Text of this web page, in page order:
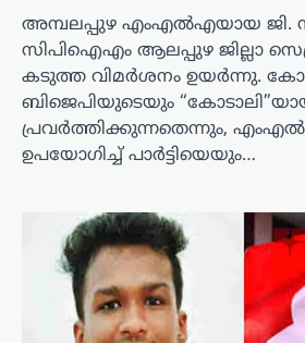
അമ്പലപ്പുഴ എംഎൽഎയായ ജി.
സിപിഐഎം ആലപ്പുഴ ജില്ലാ
കടുത്ത വിമർശനം ഉയർന്നു.
ബിജെപിയുടെയും
പ്രവർത്തിക്കുന്നതെന്നും,
ഉപയോഗിച്ച് പാർട്ടിയെയും…